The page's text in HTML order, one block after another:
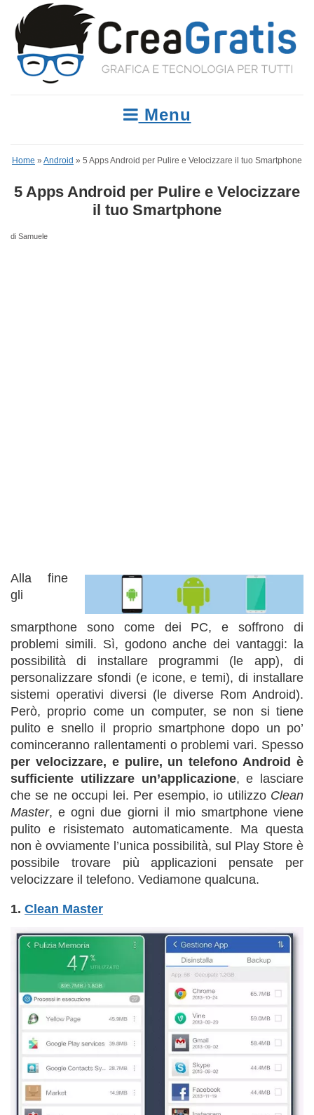
Menu
Home » Android » 5 Apps Android per Pulire e Velocizzare il tuo Smartphone
5 Apps Android per Pulire e Velocizzare
il tuo Smartphone
di Samuele
Alla fine
gli
smarpthone sono come dei PC, e soffrono di
problemi simili. Sì, godono anche dei vantaggi: la
possibilità di installare programmi (le app), di
personalizzare sfondi (e icone, e temi), di installare
sistemi operativi diversi (le diverse Rom Android).
Però, proprio come un computer, se non si tiene
pulito e snello il proprio smartphone dopo un po’
cominceranno rallentamenti o problemi vari. Spesso
per velocizzare, e pulire, un telefono Android è
sufficiente utilizzare un’applicazione, e lasciare
che se ne occupi lei. Per esempio, io utilizzo Clean
Master, e ogni due giorni il mio smartphone viene
pulito e risistemato automaticamente. Ma questa
non è ovviamente l’unica possibilità, sul Play Store è
possibile trovare più applicazioni pensate per
velocizzare il telefono. Vediamone qualcuna.
1. Clean Master